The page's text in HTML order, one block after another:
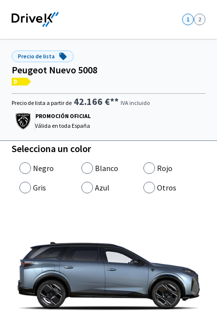
1 2
Precio de lista
Peugeot Nuevo 5008
D
Precio de lista a partir de 42.166 €** IVA incluido
PROMOCIÓN OFICIAL
Válida en toda España
Selecciona un color
Negro Blanco
Rojo
Gris
Azul Otros